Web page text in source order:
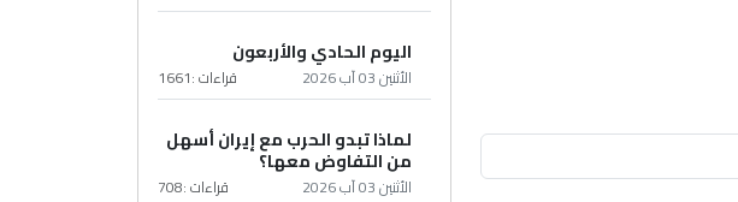
اليوم الحادي والأربعون
الأثنين 03 آب 2026 قراءات :1661
لماذا تبدو الحرب مع إيران أسهل
من التفاوض معها؟
الأثنين 03 آب 2026 قراءات :708